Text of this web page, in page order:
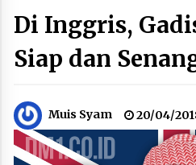
Di Inggris,
Siap dan
Muis Syam 20/04/